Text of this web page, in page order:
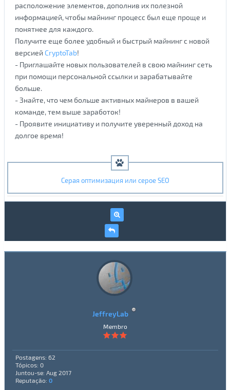
расположение элементов, дополнив их полезной
информацией, чтобы майнинг процесс был еще проще и
понятнее для каждого.
Получите еще более удобный и быстрый майнинг с новой
версией CryptoTab!
- Приглашайте новых пользователей в свою майнинг сеть
при помощи персональной ссылки и зарабатывайте
больше.
- Знайте, что чем больше активных майнеров в вашей
команде, тем выше заработок!
- Проявите инициативу и получите уверенный доход на
долгое время!
Серая оптимизация или серое SEO
JeffreyLab
Membro
Postagens: 62
Tópicos: 0
Juntou-se: Aug 2017
Reputação: 0